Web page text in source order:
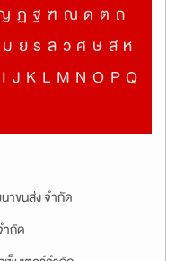
ฏ ฐ ฑ ณ ด ต ถ
ม ย ร ล ว ศ ษ ส ห
I J K L M N O P Q
าขนส่ง จำกัด
ำกัด